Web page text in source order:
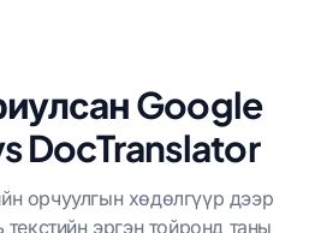
Google
DocTranslator
орчуулгын хөдөлгүүр дээр
эргэн тойронд таны